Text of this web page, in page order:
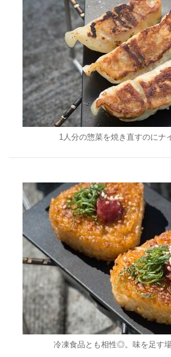
1人分の惣菜を焼き直すのにナ
冷凍食品とも相性◎。味を足す